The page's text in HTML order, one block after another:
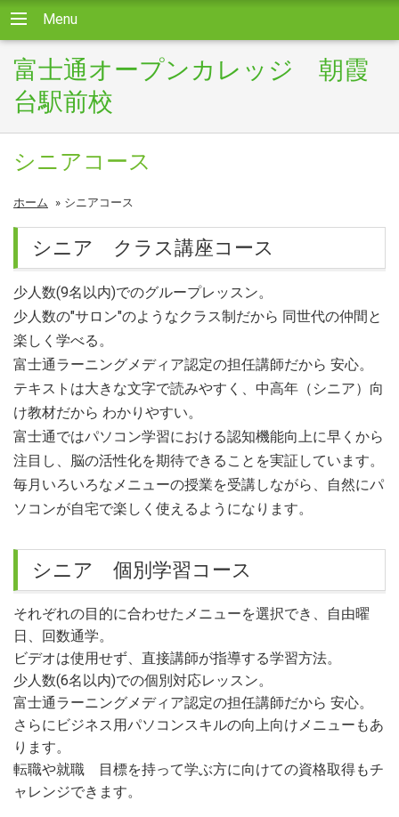
Menu
富士通オープンカレッジ 朝霞
台駅前校
シニアコース
ホーム » シニアコース
シニア クラス講座コース
少人数(9名以内)でのグループレッスン。
少人数の"サロン"のようなクラス制だから 同世代の仲間と
楽しく学べる。
富士通ラーニングメディア認定の担任講師だから 安心。
テキストは大きな文字で読みやすく、中高年（シニア）向
け教材だから わかりやすい。
富士通ではパソコン学習における認知機能向上に早くから
注目し、脳の活性化を期待できることを実証しています。
毎月いろいろなメニューの授業を受講しながら、自然にパ
ソコンが自宅で楽しく使えるようになります。
シニア 個別学習コース
それぞれの目的に合わせたメニューを選択でき、自由曜
日、回数通学。
ビデオは使用せず、直接講師が指導する学習方法。
少人数(6名以内)での個別対応レッスン。
富士通ラーニングメディア認定の担任講師だから 安心。
さらにビジネス用パソコンスキルの向上向けメニューもあ
ります。
転職や就職 目標を持って学ぶ方に向けての資格取得もチ
ャレンジできます。